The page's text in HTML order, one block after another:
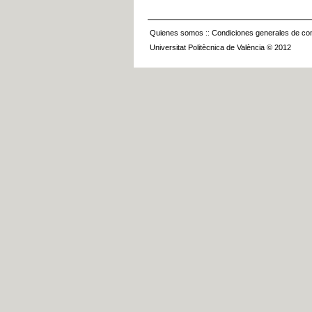
Quienes somos :: Condiciones generales de
Universitat Politècnica de València © 2012